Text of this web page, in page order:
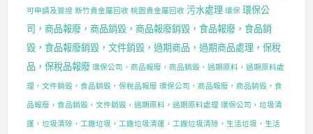
可申請及簽證 新竹貴金屬回收 桃園貴金屬回收 污水處理 環保 環保公
司，商品報廢，商品銷毀，商品報廢銷毀，食品報廢，食品銷
毀，食品報廢銷毀，文件銷毀，過期商品，過期商品處理，保稅
品，保稅品報廢 環保公司，商品報廢，商品銷毀，過期原料，過期原料處
理，文件銷毀，食品銷毀，保稅品報廢 環保公司，商品報廢，商品銷毀，食
品報廢，食品銷毀，文件銷毀，過期原料，過期原料處理 環保公司，垃圾清
運，垃圾清除，工廠垃圾，工廠垃圾清運，工廠垃圾清除，生活垃圾，生活